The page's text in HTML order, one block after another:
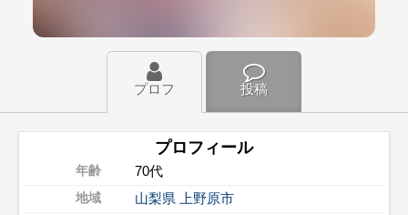
プロフ 投稿
プロフィール
年齢 70代
地域 山梨県 上野原市